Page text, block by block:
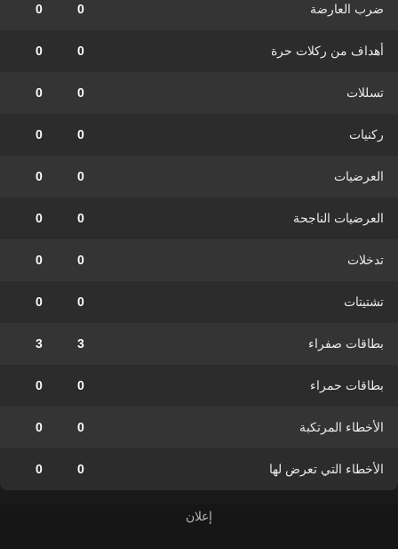
ضرب العارضة 0
0
أهداف من ركلات حرة 0
0
تسللات 0
0
ركنيات 0
0
العرضيات 0
0
العرضيات الناجحة 0
0
تدخلات 0
0
تشتيتات 0
0
بطاقات صفراء 3
3
بطاقات حمراء 0
0
الأخطاء المرتكبة 0
0
الأخطاء التي تعرض لها 0
0